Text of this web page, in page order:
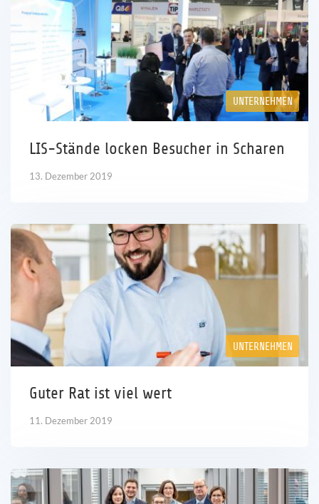
UNTERNEHMEN
LIS-Stände locken Besucher in Scharen
13. Dezember 2019
UNTERNEHMEN
Guter Rat ist viel wert
11. Dezember 2019